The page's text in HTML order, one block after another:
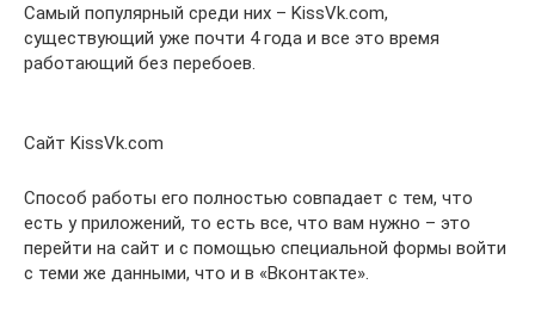
Самый популярный среди них – KissVk.com,
существующий уже почти 4 года и все это время
работающий без перебоев.
Сайт KissVk.com
Способ работы его полностью совпадает с тем, что
есть у приложений, то есть все, что вам нужно – это
перейти на сайт и с помощью специальной формы войти
с теми же данными, что и в «Вконтакте».